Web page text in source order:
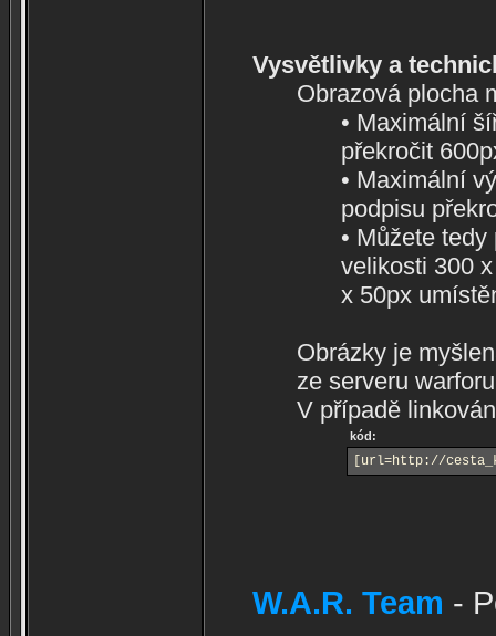
Vysvětlivky a
Obrazová plocha
• Maximální
překročit
• Maximální
podpisu
• Můžete
velikosti 300
x 50px
Obrázky je
ze serveru
V případě
kód:
[url=http://
W.A.R. Team -